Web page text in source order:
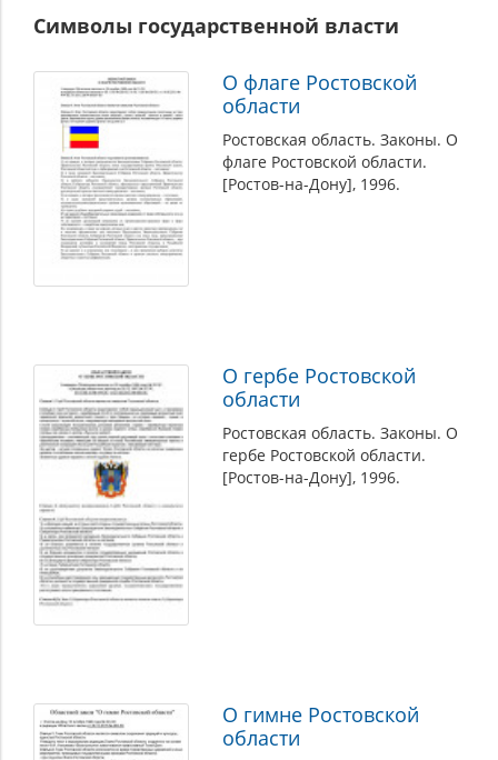
Символы государственной власти
О флаге Ростовской
области
Ростовская область. Законы. О
флаге Ростовской области.
[Ростов-на-Дону], 1996.
О гербе Ростовской
области
Ростовская область. Законы. О
гербе Ростовской области.
[Ростов-на-Дону], 1996.
О гимне Ростовской
области